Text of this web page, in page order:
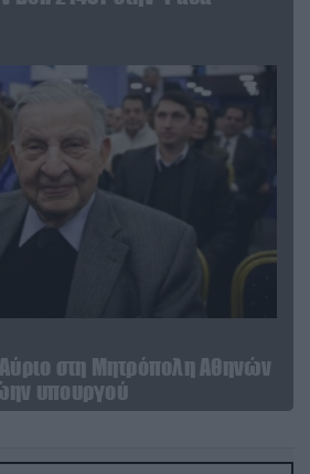
στη Μητρόπολη Αθηνών
υπουργού